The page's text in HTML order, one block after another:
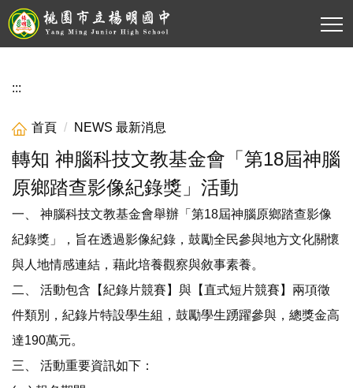
跳
到
主
內
區
:::
首頁 NEWS 最新消息
轉知 神腦科技文教基金會「第18屆神腦
原鄉踏查影像紀錄獎」活動
一、 神腦科技文教基金會舉辦「第18屆神腦原鄉踏查影像
紀錄獎」，旨在透過影像紀錄，鼓勵全民參與地方文化關懷
與人地情感連結，藉此培養觀察與敘事素養。
二、 活動包含【紀錄片競賽】與【直式短片競賽】兩項徵
件類別，紀錄片特設學生組，鼓勵學生踴躍參與，總獎金高
達190萬元。
三、 活動重要資訊如下：